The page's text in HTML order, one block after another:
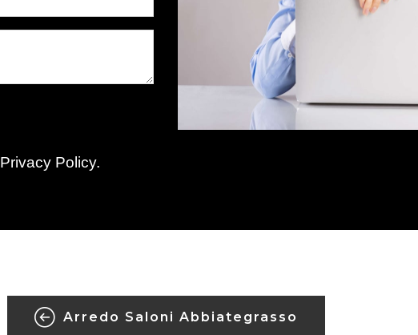
Privacy Policy.
Arredo Saloni Abbiategrasso